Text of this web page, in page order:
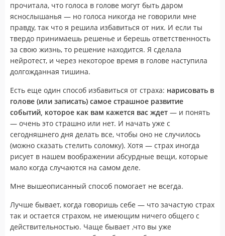
прочитала, что голоса в голове могут быть даром
яснослышанья — но голоса никогда не говорили мне
правду, так что я решила избавиться от них. И если ты
твердо принимаешь решенье и берешь ответственность
за свою жизнь, то решение находится. Я сделала
нейротест, и через некоторое время в голове наступила
долгожданная тишина.
Есть еще один способ избавиться от страха: нарисовать в
голове (или записать) самое страшное развитие
событий, которое как вам кажется вас ждет — и понять
— очень это страшно или нет. И начать уже с
сегодняшнего дня делать все, чтобы оно не случилось
(можно сказать стелить соломку). Хотя — страх иногда
рисует в нашем воображении абсурдные вещи, которые
мало когда случаются на самом деле.
Мне вышеописанный способ помогает не всегда.
Лучше бывает, когда говоришь себе — что зачастую страх
так и остается страхом, не имеющим ничего общего с
действительностью. Чаще бывает ,что вы уже